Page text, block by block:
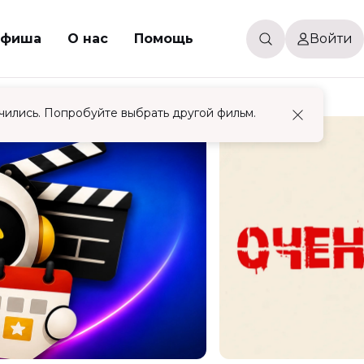
О нас Помощь Войти
Попробуйте выбрать другой фильм.